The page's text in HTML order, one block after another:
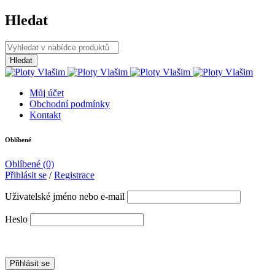
Hledat
Můj účet
Obchodní podmínky
Kontakt
Oblíbené
Oblíbené (0)
Přihlásit se /Registrace
Uživatelské jméno nebo e-mail
Heslo